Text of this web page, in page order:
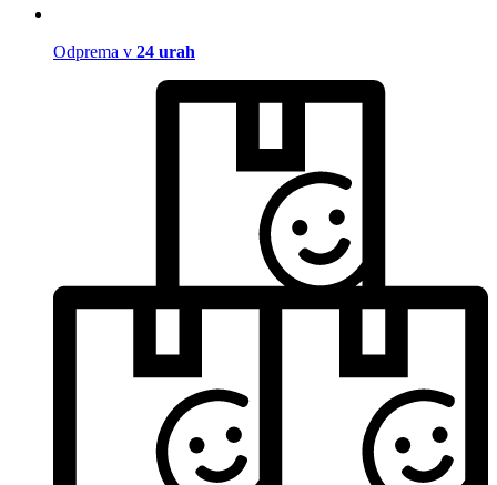
Odprema v 24 urah